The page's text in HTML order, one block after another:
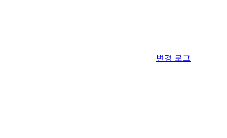
변경 로그